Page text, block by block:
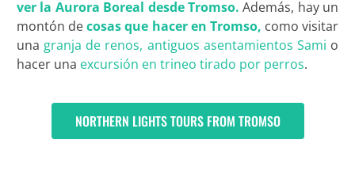
ver la Aurora Boreal desde Tromso. Además, hay un
montón decosas que hacer en Tromso, como visitar
unagranja de renos, antiguos asentamientos Sami o
hacer una excursión en trineo tirado por perros.
NORTHERN LIGHTS TOURS FROM TROMSO